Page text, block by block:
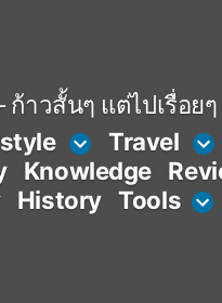
ก้าวสั้นๆ แต่ไปเรื่อยๆ
Travel
Knowledge
History Tools